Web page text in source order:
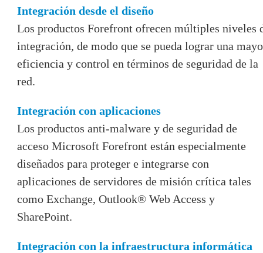
Integración desde el diseño
Los productos Forefront ofrecen múltiples niveles
integración, de modo que se pueda lograr una
eficiencia y control en términos de seguridad de la
red.
Integración con aplicaciones
Los productos anti-malware y de seguridad de
acceso Microsoft Forefront están especialmente
diseñados para proteger e integrarse con
aplicaciones de servidores de misión crítica tales
como Exchange, Outlook® Web Access y
SharePoint.
Integración con la infraestructura informática